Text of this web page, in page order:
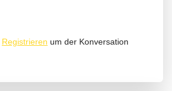
Registrieren um der Konversation